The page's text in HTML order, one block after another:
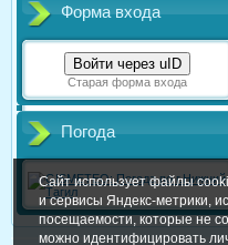
Форма входа
Войти через uID
Старая форма входа
Погода
Сайт использует файлы
и сервисы Яндекс-метрики,
посещаемости, которые не
можно идентифицировать